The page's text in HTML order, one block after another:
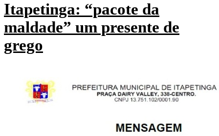
Itapetinga: “pacote da
maldade” um presente de
grego